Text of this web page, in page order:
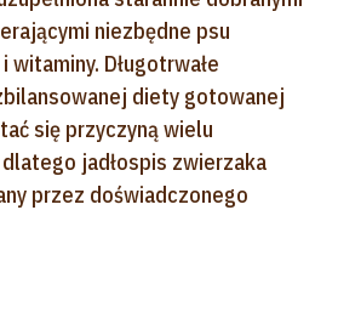
niezbędne psu
witaminy. Długotrwałe
diety gotowanej
się przyczyną wielu
jadłospis zwierzaka
przez doświadczonego